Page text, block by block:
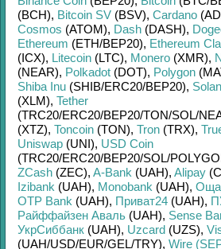
(BCH), Bitcoin SV (BSV), Cardano
Cosmos (ATOM), Dash (DASH),
Ethereum (ETH/BEP20), Ethereum
(ICX), Litecoin (LTC), Monero (XMR),
(NEAR), Polkadot (DOT), Polygon
Shiba Inu (SHIB/ERC20/BEP20),
(XLM), Tether
(TRC20/ERC20/BEP20/TON/SOL/
(XTZ), Toncoin (TON), Tron (TRX),
Uniswap (UNI), USD Coin
(TRC20/ERC20/BEP20/SOL/
ZCash (ZEC), A-Bank (UAH), Alipay
Izibank (UAH), Monobank (UAH),
OTP Bank (UAH), Приват24 (UAH),
Райффайзен Аваль (UAH), Sense
УкрСиббанк (UAH), Uzcard (UZS),
(UAH/USD/EUR/GEL/TRY), Wire